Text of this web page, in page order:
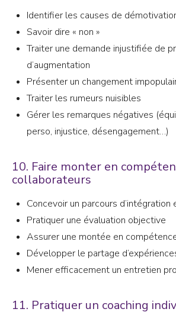
Identifier les causes de
Savoir dire « non »
Traiter une demande injustifiée de
d’augmentation
Présenter un changement
Traiter les rumeurs nuisibles
Gérer les remarques négatives
perso, injustice, désengagement…)
10. Faire monter en
collaborateurs
Concevoir un parcours d’intégration
Pratiquer une évaluation objective
Assurer une montée en
Développer le partage
Mener efficacement un entretien
11. Pratiquer un coaching